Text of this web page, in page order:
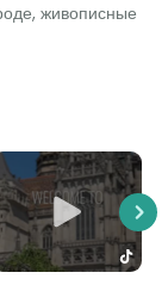
живописные
Next